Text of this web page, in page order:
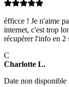
éfficce ! Je n'aime
internet, c'est trop
récupérer l'info en 2
C
Charlotte L.
Date non disponible